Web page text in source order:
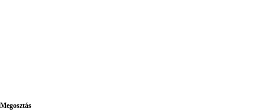
Megosztás